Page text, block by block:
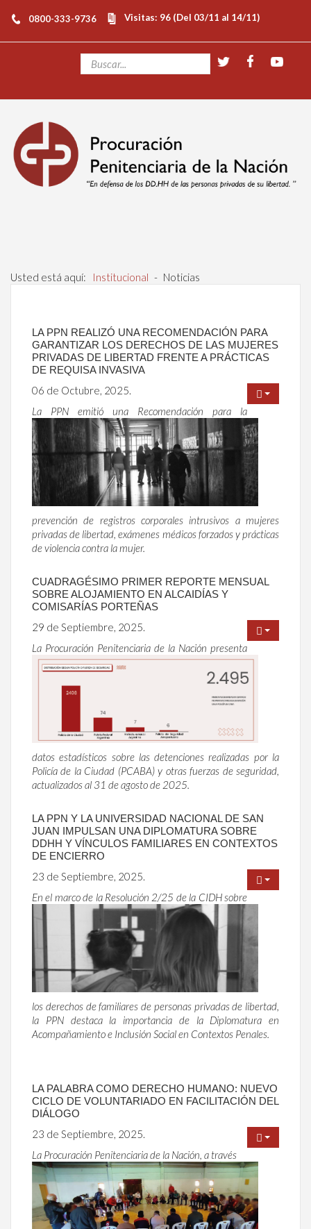
0800-333-9736 Visitas: 96 (Del 03/11 al 14/11)
Usted está aquí: Institucional - Noticias
LA PPN REALIZÓ UNA RECOMENDACIÓN PARA
GARANTIZAR LOS DERECHOS DE LAS MUJERES
PRIVADAS DE LIBERTAD FRENTE A PRÁCTICAS
DE REQUISA INVASIVA
06 de Octubre, 2025.
La PPN emitió una Recomendación para la
prevención de registros corporales intrusivos a mujeres
privadas de libertad, exámenes médicos forzados y prácticas
de violencia contra la mujer.
CUADRAGÉSIMO PRIMER REPORTE MENSUAL
SOBRE ALOJAMIENTO EN ALCAIDÍAS Y
COMISARÍAS PORTEÑAS
29 de Septiembre, 2025.
La Procuración Penitenciaria de la Nación presenta
datos estadísticos sobre las detenciones realizadas por la
Policía de la Ciudad (PCABA) y otras fuerzas de seguridad,
actualizados al 31 de agosto de 2025.
LA PPN Y LA UNIVERSIDAD NACIONAL DE SAN
JUAN IMPULSAN UNA DIPLOMATURA SOBRE
DDHH Y VÍNCULOS FAMILIARES EN CONTEXTOS
DE ENCIERRO
23 de Septiembre, 2025.
En el marco de la Resolución 2/25 de la CIDH sobre
los derechos de familiares de personas privadas de libertad,
la PPN destaca la importancia de la Diplomatura en
Acompañamiento e Inclusión Social en Contextos Penales.
LA PALABRA COMO DERECHO HUMANO: NUEVO
CICLO DE VOLUNTARIADO EN FACILITACIÓN DEL
DIÁLOGO
23 de Septiembre, 2025.
La Procuración Penitenciaria de la Nación, a través